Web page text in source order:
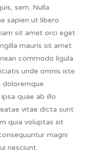
sem. Nulla
sapien ut libero
sit amet orci eget
mauris sit amet
commodo ligula
unde omnis iste
quae ab illo
vitae dicta sunt
quia voluptas sit
magni
nesciunt.